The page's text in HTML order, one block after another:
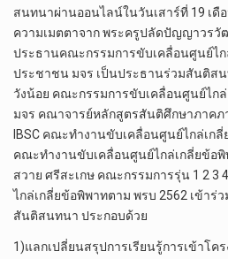
สนทนาผ่านออนไลน์ในวันเสาร์ที่ 19 เดื
ความเมตตาจาก พระครูปลัดปัญญาวรวั
ประธานคณะกรรมการขับเคลื่อนศูนย์ไ
ประชาชน มจร เป็นประธานร่วมสันติส
วังน้อย คณะกรรมการขับเคลื่อนศูนย์ไก
มจร คณาจารย์หลักสูตรสันติศึกษาภาคภ
IBSC คณะทำงานขับเคลื่อนศูนย์ไกล่เก
คณะทำงานขับเคลื่อนศูนย์ไกล่เกลี่ยข้อ
สวาย ศรีสะเกษ คณะกรรมการรุ่น 1 2 3
ไกล่เกลี่ยข้อพิพาทตาม พรบ 2562 เข้าร่
สันติสนทนา ประกอบด้วย
1)แลกเปลี่ยนสรุปการเรียนรู้การเข้าโค